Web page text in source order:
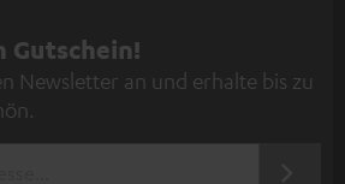
Gutschein!
Newsletter an und erhalte bis zu